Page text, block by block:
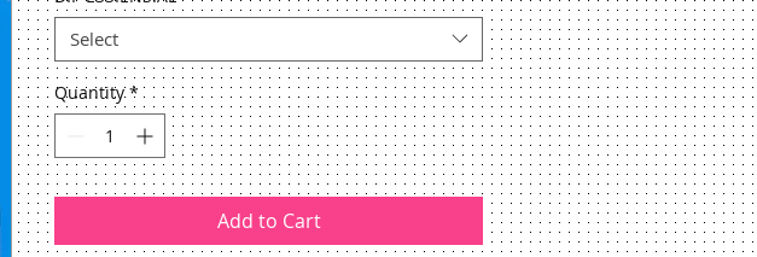
Select
Quantity *
Add to Cart